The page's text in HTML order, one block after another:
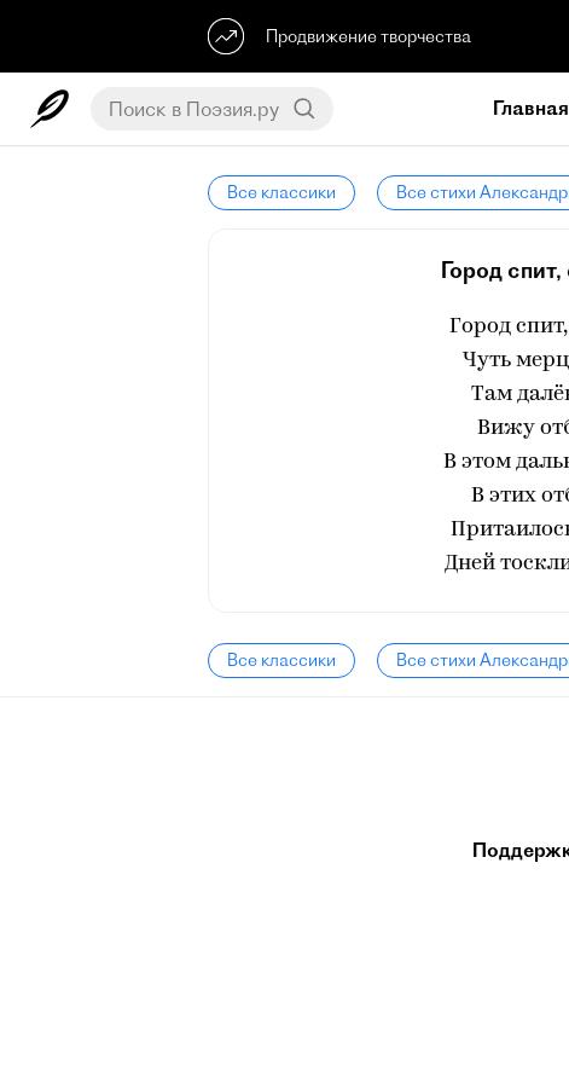
Продвижение творчества
Главная
Все классики Все стихи
Город
Город
Чуть
Там
Вижу
В этом
В этих
Дней
Все классики Все стихи